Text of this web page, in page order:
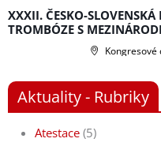
XXXII. ČESKO-
TROMBÓZE S
Kongresové
Aktuality - Rubriky
Atestace (5)